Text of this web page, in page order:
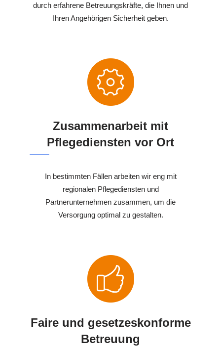
durch erfahrene Betreuungskräfte, die Ihnen und
Ihren Angehörigen Sicherheit geben.
Zusammenarbeit mit
Pflegediensten vor Ort
In bestimmten Fällen arbeiten wir eng mit
regionalen Pflegediensten und
Partnerunternehmen zusammen, um die
Versorgung optimal zu gestalten.
Faire und gesetzeskonforme
Betreuung